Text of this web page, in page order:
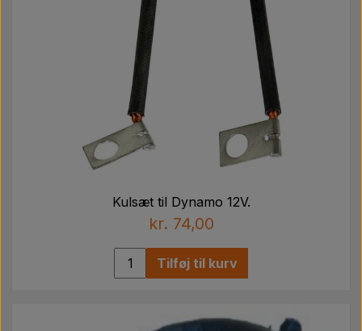
Kulsæt til Dynamo 12V.
kr. 74,00
Tilføj til kurv